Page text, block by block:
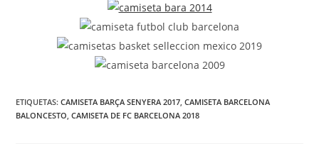
ETIQUETAS:CAMISETA BARÇA SENYERA 2017 CAMISETA BARCELONA
BALONCESTO CAMISETA DE FC BARCELONA 2018